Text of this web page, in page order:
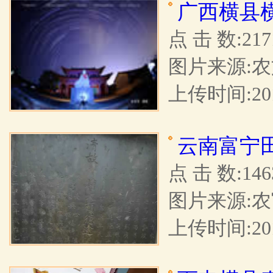
广西横县
点 击 数
图片来源:
上传时间
云南富宁
点 击 数
图片来源:
上传时间